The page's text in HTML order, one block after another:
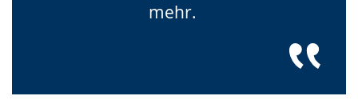
mehr.